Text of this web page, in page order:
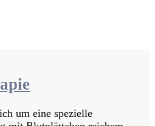
um eine spezielle